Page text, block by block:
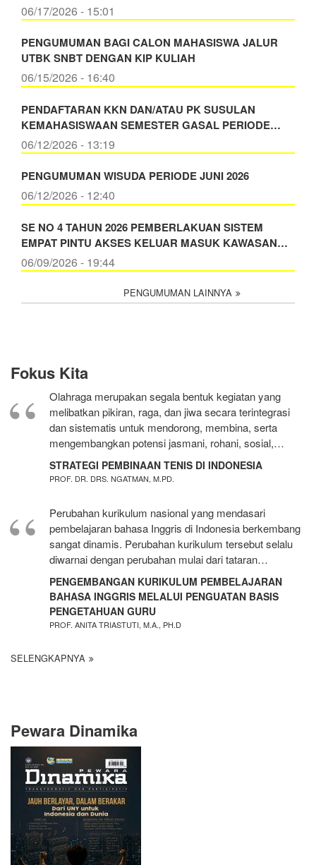
06/17/2026 - 15:01
PENGUMUMAN BAGI CALON MAHASISWA JALUR
UTBK SNBT DENGAN KIP KULIAH
06/15/2026 - 16:40
PENDAFTARAN KKN DAN/ATAU PK SUSULAN
KEMAHASISWAAN SEMESTER GASAL PERIODE…
06/12/2026 - 13:19
PENGUMUMAN WISUDA PERIODE JUNI 2026
06/12/2026 - 12:40
SE NO 4 TAHUN 2026 PEMBERLAKUAN SISTEM
EMPAT PINTU AKSES KELUAR MASUK KAWASAN…
06/09/2026 - 19:44
PENGUMUMAN LAINNYA
Fokus Kita
Olahraga merupakan segala bentuk kegiatan yang
melibatkan pikiran, raga, dan jiwa secara terintegrasi
dan sistematis untuk mendorong, membina, serta
mengembangkan potensi jasmani, rohani, sosial,…
STRATEGI PEMBINAAN TENIS DI INDONESIA
PROF. DR. DRS. NGATMAN, M.PD.
Perubahan kurikulum nasional yang mendasari
pembelajaran bahasa Inggris di Indonesia berkembang
sangat dinamis. Perubahan kurikulum tersebut selalu
diwarnai dengan perubahan mulai dari tataran…
PENGEMBANGAN KURIKULUM PEMBELAJARAN
BAHASA INGGRIS MELALUI PENGUATAN BASIS
PENGETAHUAN GURU
PROF. ANITA TRIASTUTI, M.A., PH.D
SELENGKAPNYA
Pewara Dinamika